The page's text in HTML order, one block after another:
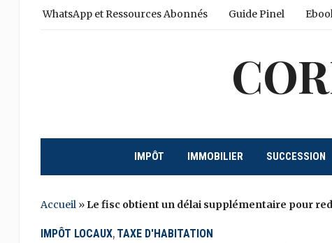
WhatsApp et Ressources Abonnés Guide Pinel
IMPÔT IMMOBILIER SUCCESSION
Accueil» Le fisc obtient un délai supplémentaire pour
IMPÔT LOCAUX, TAXE D'HABITATION